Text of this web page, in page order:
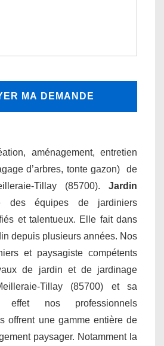
aménagement, entretien
d’arbres, tonte gazon) de
Tillay (85700). Jardin
des équipes de jardiniers
et talentueux. Elle fait dans
depuis plusieurs années. Nos
et paysagiste compétents
de jardin et de jardinage
Tillay (85700) et sa
effet nos professionnels
offrent une gamme entière de
paysager. Notamment la